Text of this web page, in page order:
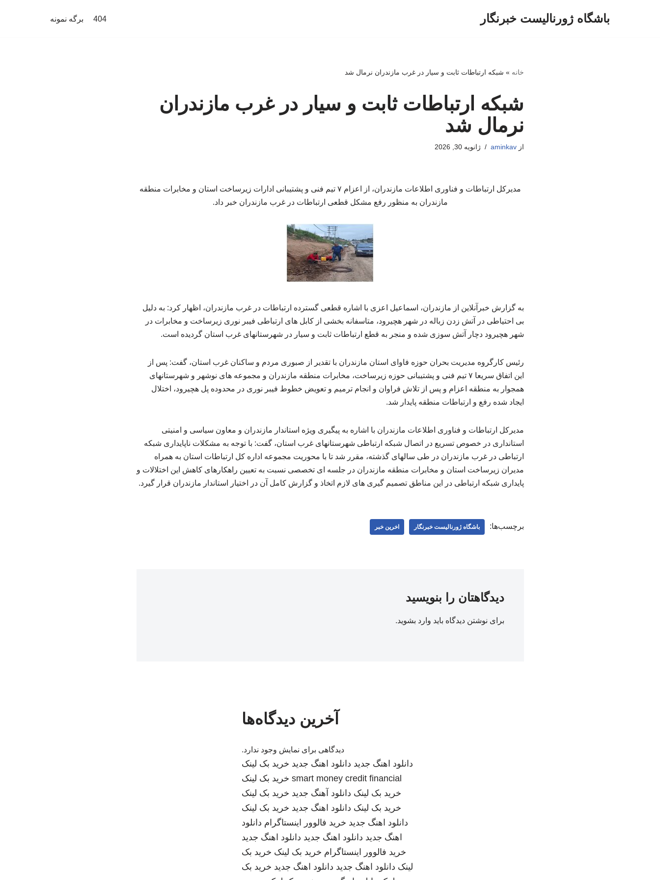
باشگاه ژورنالیست خبرنگار 404 برگه نمونه
خانه » شبکه ارتباطات ثابت و سیار در غرب مازندران نرمال شد
شبکه ارتباطات ثابت و سیار در غرب مازندران
نرمال شد
ازaminkav ژانویه 30, 2026
مدیرکل ارتباطات و فناوری اطلاعات مازندران، از اعزام ۷ تیم فنی و پشتیبانی ادارات زیرساخت استان و مخابرات منطقه
مازندران به منظور رفع مشکل قطعی ارتباطات در غرب مازندران خبر داد.
به گزارش خبرآنلاین از مازندران، اسماعیل اعزی با اشاره قطعی گسترده ارتباطات در غرب مازندران، اظهار کرد: به دلیل
بی احتیاطی در آتش زدن زباله در شهر هچیرود، متاسفانه بخشی از کابل های ارتباطی فیبر نوری زیرساخت و مخابرات در
شهر هچیرود دچار آتش سوزی شده و منجر به قطع ارتباطات ثابت و سیار در شهرستانهای غرب استان گردیده است.
رئیس کارگروه مدیریت بحران حوزه فاوای استان مازندران با تقدیر از صبوری مردم و ساکنان غرب استان، گفت: پس از
این اتفاق سریعا ۷ تیم فنی و پشتیبانی حوزه زیرساخت، مخابرات منطقه مازندران و مجموعه های نوشهر و شهرستانهای
همجوار به منطقه اعزام و پس از تلاش فراوان و انجام ترمیم و تعویض خطوط فیبر نوری در محدوده پل هچیرود، اختلال
ایجاد شده رفع و ارتباطات منطقه پایدار شد.
مدیرکل ارتباطات و فناوری اطلاعات مازندران با اشاره به پیگیری ویژه استاندار مازندران و معاون سیاسی و امنیتی
استانداری در خصوص تسریع در اتصال شبکه ارتباطی شهرستانهای غرب استان، گفت: با توجه به مشکلات ناپایداری شبکه
ارتباطی در غرب مازندران در طی سالهای گذشته، مقرر شد تا با محوریت مجموعه اداره کل ارتباطات استان به همراه
مدیران زیرساخت استان و مخابرات منطقه مازندران در جلسه ای تخصصی نسبت به تعیین راهکارهای کاهش این اختلالات و
پایداری شبکه ارتباطی در این مناطق تصمیم گیری های لازم اتخاذ و گزارش کامل آن در اختیار استاندار مازندران قرار گیرد.
برچسب‌ها: باشگاه ژورنالیست خبرنگار اخرین خبر
دیدگاهتان را بنویسید
برای نوشتن دیدگاه باید وارد بشوید.
آخرین دیدگاه‌ها
دیدگاهی برای نمایش وجود ندارد.
دانلود اهنگ جدید دانلود اهنگ جدید خرید بک لینک
smart money credit financial خرید بک لینک
خرید بک لینک دانلود آهنگ جدید خرید بک لینک
خرید بک لینک دانلود اهنگ جدید خرید بک لینک
دانلود اهنگ جدید خرید فالوور اینستاگرام دانلود
اهنگ جدید دانلود اهنگ جدید دانلود اهنگ جدید
خرید فالوور اینستاگرام خرید بک لینک خرید بک
لینک دانلود اهنگ جدید دانلود اهنگ جدید خرید بک